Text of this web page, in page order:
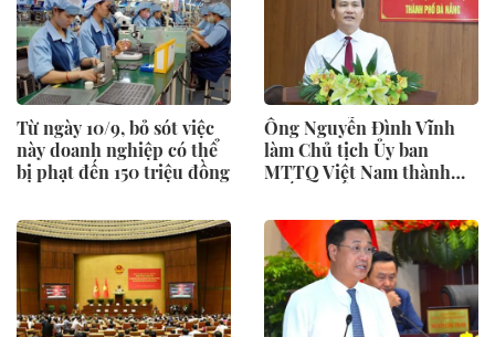
Từ ngày 10/9, bỏ sót việc
này doanh nghiệp có thể
bị phạt đến 150 triệu đồng
Ông Nguyễn Đình Vĩnh
làm Chủ tịch Ủy ban
MTTQ Việt Nam thành